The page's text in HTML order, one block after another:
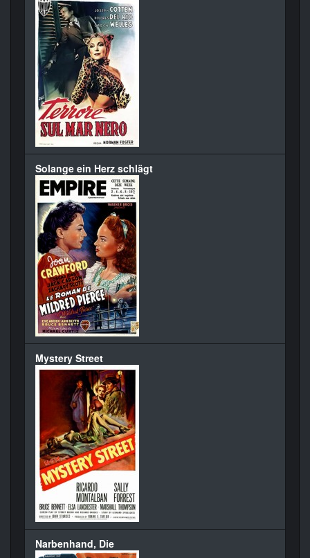
Solange ein Herz schlägt
Mystery Street
Narbenhand, Die